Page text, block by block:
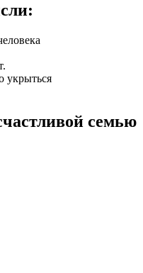
укрыться
семью